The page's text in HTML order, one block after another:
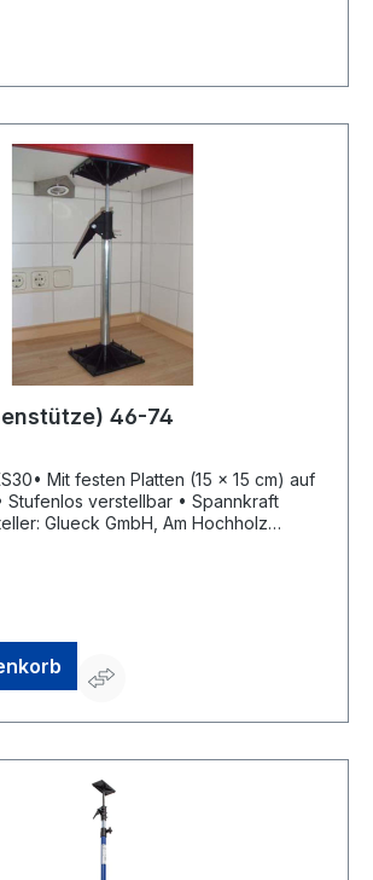
46-74
Mit festen Platten (15 x 15 cm) auf
Glueck GmbH, Am Hochholz